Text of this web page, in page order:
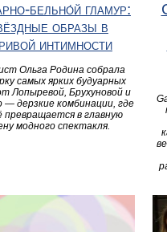
гламур:
образы в
интимности
Ольга Родина собрала
самых ярких будуарных
Лопыревой, Брухуновой и
— дерзкие комбинации, где
превращается в главную
модного спектакля.